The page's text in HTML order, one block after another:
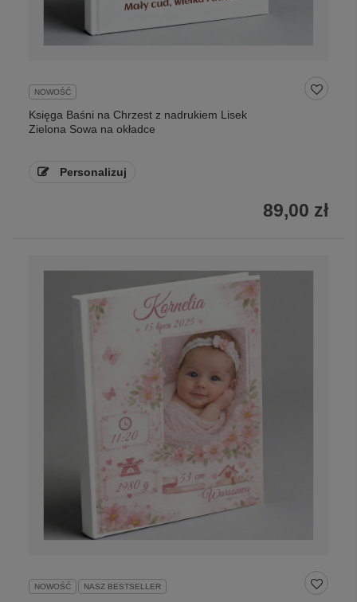
NOWOŚĆ
Księga Baśni na Chrzest z nadrukiem Lisek
Zielona Sowa na okładce
Personalizuj
89,00 zł
NOWOŚĆ NASZ BESTSELLER